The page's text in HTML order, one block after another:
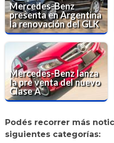
Mercedes-Benz
presenta en Argentina
la renovación del GLK
Mercedes-Benz lanza
la pre venta del nuevo
Clase A
Podés recorrer más
siguientes categorías: